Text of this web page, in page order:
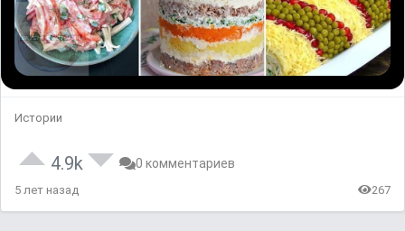
Истории
4.9k 0 комментариев
5 лет назад 267